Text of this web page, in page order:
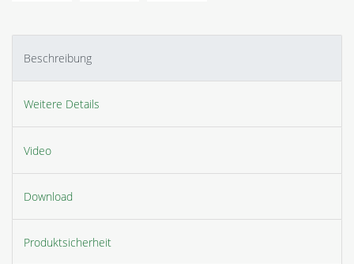
Beschreibung
Weitere Details
Video
Download
Produktsicherheit